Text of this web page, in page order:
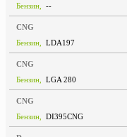
Бензин,
--
CNG
Бензин,
LDA197
CNG
Бензин,
LGA 280
CNG
Бензин,
DI395CNG